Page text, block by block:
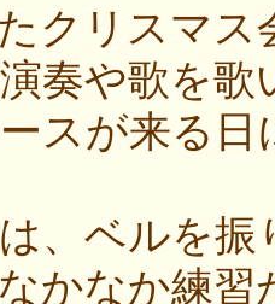
クリスマ
奏や歌を歌
スが来る
、ベルを
かなか練